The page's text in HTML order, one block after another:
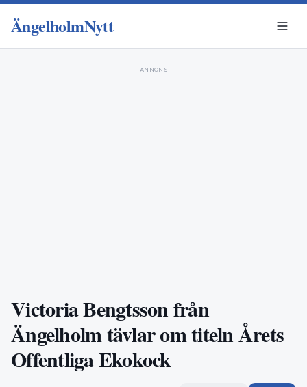
ÄngelholmNytt
ANNONS
Victoria Bengtsson från
Ängelholm tävlar om titeln Årets
Offentliga Ekokock